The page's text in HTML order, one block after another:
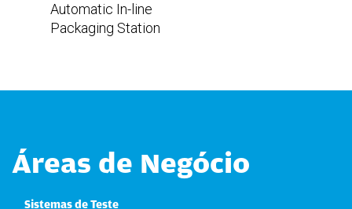
Automatic In-line
Packaging Station
Áreas de Negócio
Sistemas de Teste